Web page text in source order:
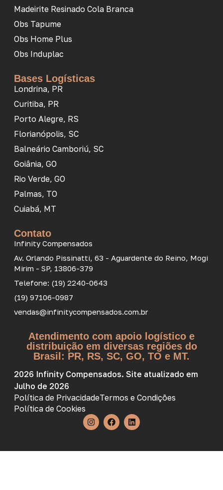
Madeirite Resinado Cola Branca
Obs Tapume
Obs Home Plus
Obs Induplac
Bases Logísticas
Londrina, PR
Curitiba, PR
Porto Alegre, RS
Florianópolis, SC
Balneário Camboriú, SC
Goiânia, GO
Rio Verde, GO
Palmas, TO
Cuiabá, MT
Contato
Infinity Compensados
Av. Orlando Pissinatti, 63 - Aguardente do Reino, Mogi
Mirim - SP, 13806-379
Telefone: (19) 2240-0643
(19) 97106-0987
vendas@infinitycompensados.com.br
Atendimento com apoio logístico e
distribuição em diversas regiões do
Brasil: PR, RS, SC, GO, TO e MT.
2026 Infinity Compensados. Site atualizado em
Julho de 2026
Política de PrivacidadeTermos e Condições
Política de Cookies